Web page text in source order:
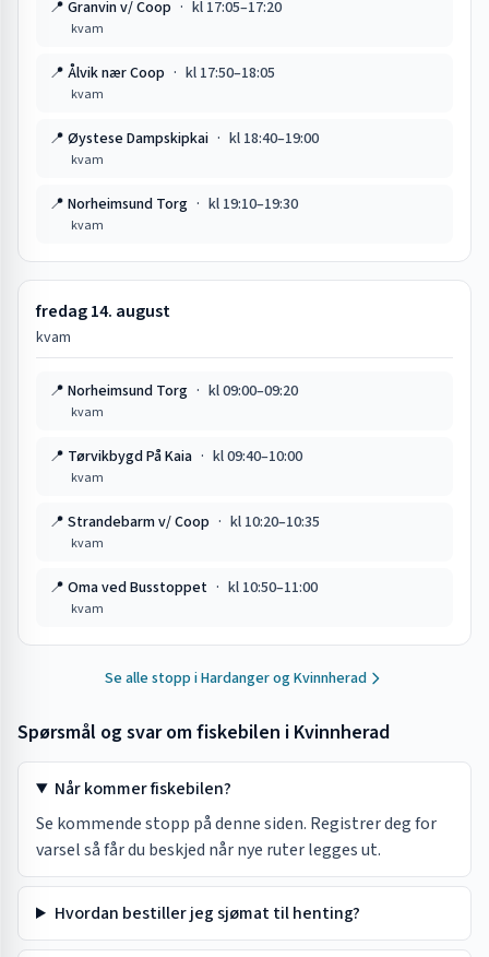
📍 Granvin v/ Coop · kl 17:05–17:20
kvam
📍 Ålvik nær Coop · kl 17:50–18:05
kvam
📍 Øystese Dampskipkai · kl 18:40–19:00
kvam
📍 Norheimsund Torg · kl 19:10–19:30
kvam
fredag 14. august
kvam
📍 Norheimsund Torg · kl09:00–09:20
kvam
📍 Tørvikbygd På Kaia · kl09:40–10:00
kvam
📍 Strandebarm v/ Coop · kl 10:20–10:35
kvam
📍 Oma ved Busstoppet · kl 10:50–11:00
kvam
Se alle stopp iHardanger og Kvinnherad
Spørsmål og svar om fiskebilen i Kvinnherad
Når kommer fiskebilen?
Se kommende stopp på denne siden. Registrer deg for
varsel så får du beskjed når nye ruter legges ut.
Hvordan bestiller jeg sjømat til henting?